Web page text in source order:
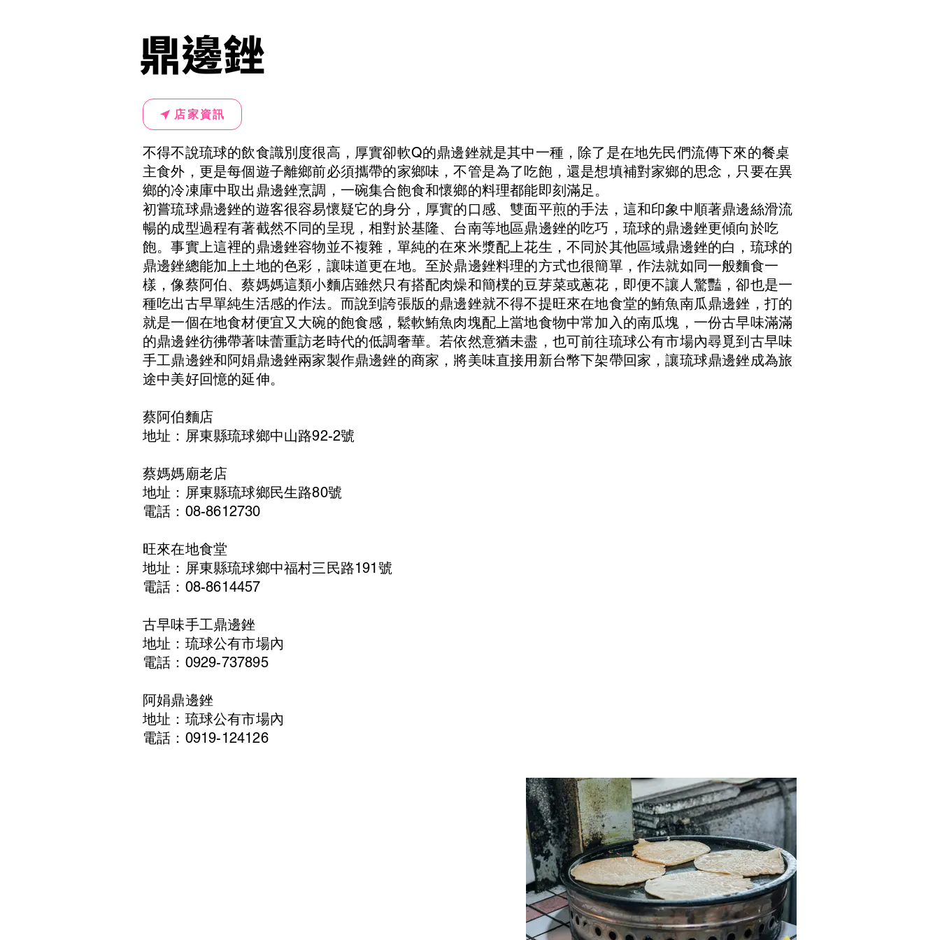
鼎邊銼
店家資訊
不得不說琉球的飲食識別度很高，厚實卻軟Q的鼎邊銼就是其中一種，除了是在地先民們流傳下來的餐桌
主食外，更是每個遊子離鄉前必須攜帶的家鄉味，不管是為了吃飽，還是想填補對家鄉的思念，只要在異
鄉的冷凍庫中取出鼎邊銼烹調，一碗集合飽食和懷鄉的料理都能即刻滿足。
初嘗琉球鼎邊銼的遊客很容易懷疑它的身分，厚實的口感、雙面平煎的手法，這和印象中順著鼎邊絲滑流
暢的成型過程有著截然不同的呈現，相對於基隆、台南等地區鼎邊銼的吃巧，琉球的鼎邊銼更傾向於吃
飽。事實上這裡的鼎邊銼容物並不複雜，單純的在來米漿配上花生，不同於其他區域鼎邊銼的白，琉球的
鼎邊銼總能加上土地的色彩，讓味道更在地。至於鼎邊銼料理的方式也很簡單，作法就如同一般麵食一
樣，像蔡阿伯、蔡媽媽這類小麵店雖然只有搭配肉燥和簡樸的豆芽菜或蔥花，即便不讓人驚豔，卻也是一
種吃出古早單純生活感的作法。而說到誇張版的鼎邊銼就不得不提旺來在地食堂的鮪魚南瓜鼎邊銼，打的
就是一個在地食材便宜又大碗的飽食感，鬆軟鮪魚肉塊配上當地食物中常加入的南瓜塊，一份古早味滿滿
的鼎邊銼彷彿帶著味蕾重訪老時代的低調奢華。若依然意猶未盡，也可前往琉球公有市場內尋覓到古早味
手工鼎邊銼和阿娟鼎邊銼兩家製作鼎邊銼的商家，將美味直接用新台幣下架帶回家，讓琉球鼎邊銼成為旅
途中美好回憶的延伸。
蔡阿伯麵店
地址：屏東縣琉球鄉中山路92-2號
蔡媽媽廟老店
地址：屏東縣琉球鄉民生路80號
電話：08-8612730
旺來在地食堂
地址：屏東縣琉球鄉中福村三民路191號
電話：08-8614457
古早味手工鼎邊銼
地址：琉球公有市場內
電話：0929-737895
阿娟鼎邊銼
地址：琉球公有市場內
電話：0919-124126